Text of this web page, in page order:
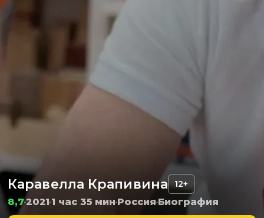
Каравелла Крапивина 12+
8,720211 час 35 мин РоссияБиография